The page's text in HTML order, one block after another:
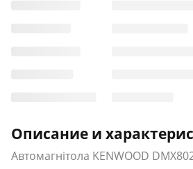
Описание и
Автомагнітола KENWOOD